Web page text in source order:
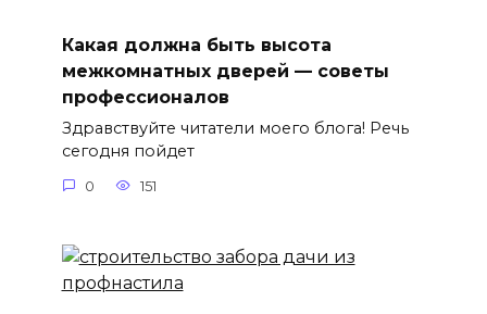
Какая должна быть высота
межкомнатных дверей — советы
профессионалов
Здравствуйте читатели моего блога! Речь
сегодня пойдет
0 151